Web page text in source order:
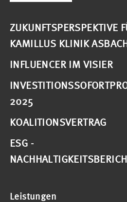
ZUKUNFTSPERSPEKTIVE
KAMILLUS KLINIK
INFLUENCER IM VISIER
2025
KOALITIONSVERTRAG
ESG -
Leistungen